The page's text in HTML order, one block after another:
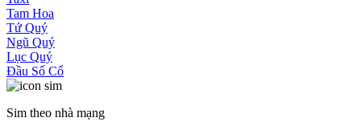
Tam Hoa
Tứ Quý
Ngũ Quý
Lục Quý
Đầu Số Cổ
Sim theo nhà mạng